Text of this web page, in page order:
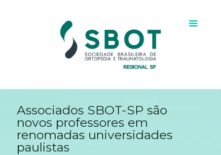
Associados SBOT-SP são
novos professores em
renomadas universidades
paulistas